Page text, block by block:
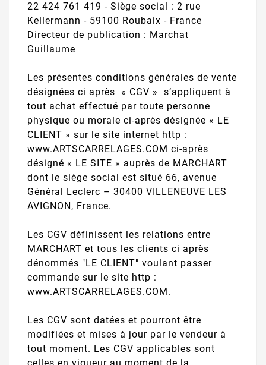
22 424 761 419 - Siège social : 2 rue
Kellermann - 59100 Roubaix - France
Directeur de publication : Marchat
Guillaume
Les présentes conditions générales de vente
désignées ci après « CGV » s’appliquent à
tout achat effectué par toute personne
physique ou morale ci-après désignée « LE
CLIENT » sur le site internet http :
www.ARTSCARRELAGES.COM ci-après
désigné « LE SITE » auprès de MARCHART
dont le siège social est situé 66, avenue
Général Leclerc – 30400 VILLENEUVE LES
AVIGNON, France.
Les CGV définissent les relations entre
MARCHART et tous les clients ci après
dénommés "LE CLIENT" voulant passer
commande sur le site http :
www.ARTSCARRELAGES.COM.
Les CGV sont datées et pourront être
modifiées et mises à jour par le vendeur à
tout moment. Les CGV applicables sont